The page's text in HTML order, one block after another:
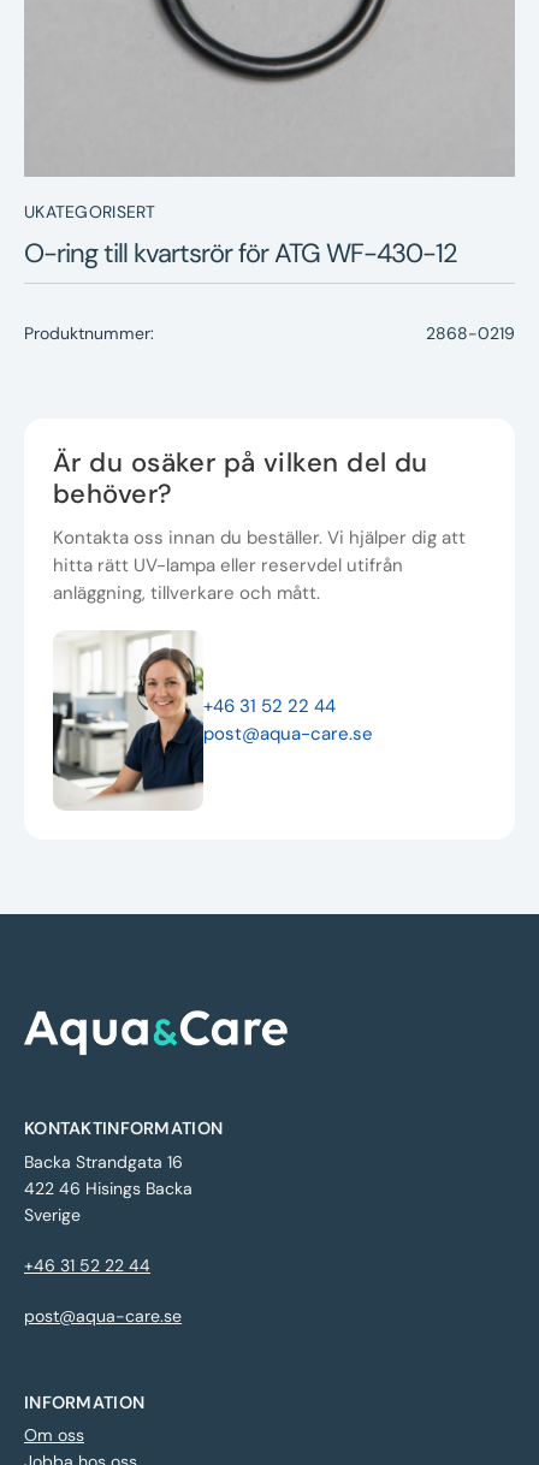
UKATEGORISERT
O-ring till kvartsrör för ATG WF-430-12
Produktnummer: 2868-0219
Är du osäker på vilken del du
behöver?
Kontakta oss innan du beställer. Vi hjälper dig att
hitta rätt UV-lampa eller reservdel utifrån
anläggning, tillverkare och mått.
+46 31 52 22 44
post@aqua-care.se
KONTAKTINFORMATION
Backa Strandgata 16
422 46 Hisings Backa
Sverige
+46 31 52 22 44
post@aqua-care.se
INFORMATION
Om oss